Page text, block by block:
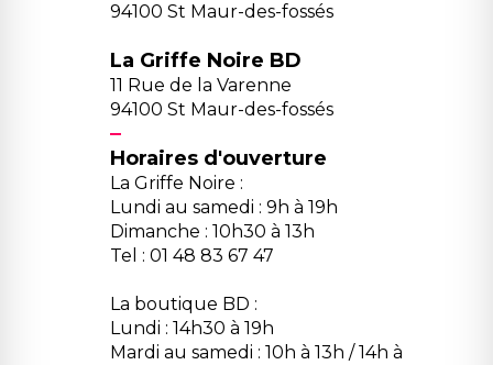
94100 St Maur-des-fossés
La Griffe Noire BD
11 Rue de la Varenne
94100 St Maur-des-fossés
Horaires d'ouverture
La Griffe Noire :
Lundi au samedi : 9h à 19h
Dimanche : 10h30 à 13h
Tel : 01 48 83 67 47
La boutique BD :
Lundi : 14h30 à 19h
Mardi au samedi : 10h à 13h / 14h à